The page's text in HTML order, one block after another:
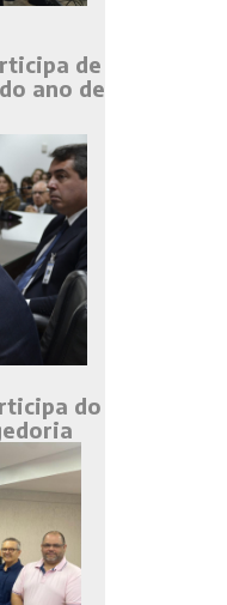
de
ano de
do